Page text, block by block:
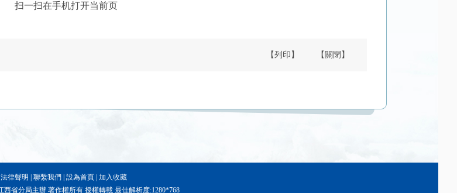
扫一扫在手机打开当前页
【列印】 【關閉】
法律聲明 聯繫我們 設為首頁 加入收藏
西省分局主辦 著作權所有 授權轉載 最佳解析度:1280*768